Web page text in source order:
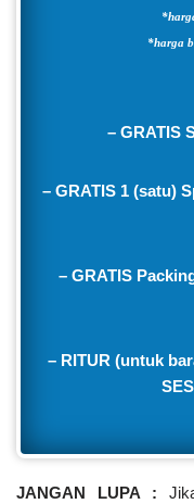
*harga
– GRATIS
– GRATIS 1 (satu)
– GRATIS
– RITUR (untuk
JANGAN LUPA :